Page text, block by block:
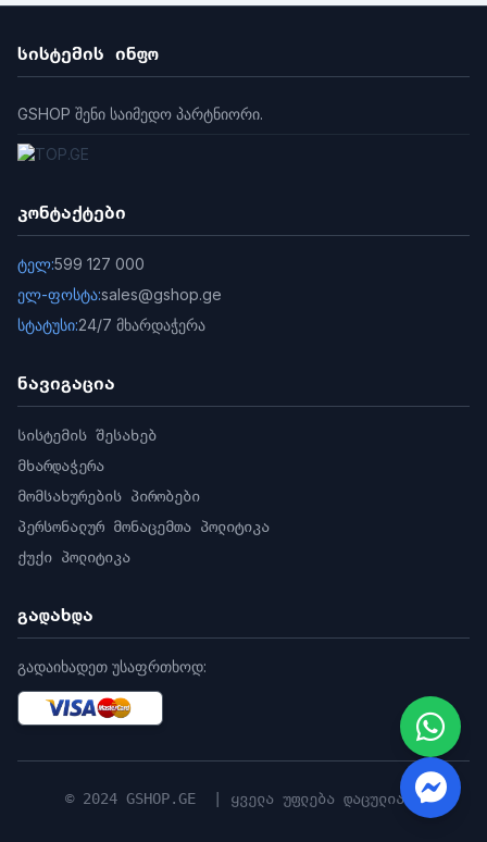
ზომები
პროდუქტის სიმაღლე (მმ): 110
პროდუქტის სიგანე (მმ): 75
პროდუქტის სიღრმე (მმ): 15
სისტემის ინფო
GSHOP შენი საიმედო პარტნიორი.
კონტაქტები
ტელ:599 127 000
ელ-ფოსტა:sales@gshop.ge
სტატუსი:24/7 მხარდაჭერა
ნავიგაცია
სისტემის შესახებ
მხარდაჭერა
მომსახურების პირობები
პერსონალურ მონაცემთა პოლიტიკა
ქუქი პოლიტიკა
გადახდა
გადაიხადეთ უსაფრთხოდ:
© 2024 GSHOP.GE | ყველა უფლება დაცულია |